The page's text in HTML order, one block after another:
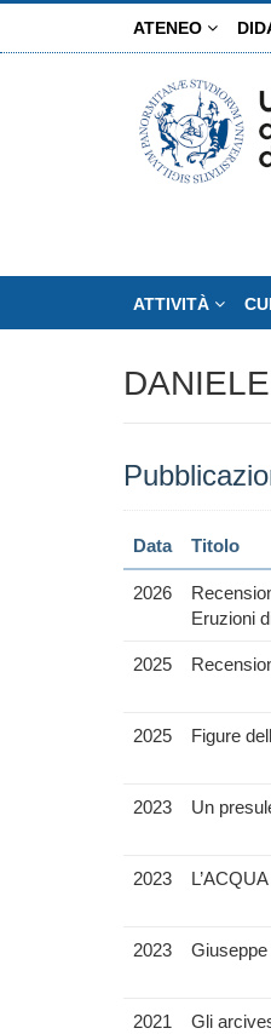
ATENEO
ATTIVITÀ
Data Titolo
2026
Eruzioni
2025
2025 Figure
2023 Un
2023
2023 Giuseppe
2021 Gli